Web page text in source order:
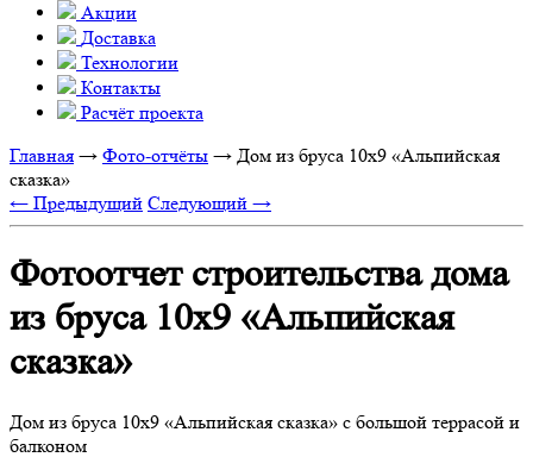
Акции
Доставка
Технологии
Контакты
Расчёт проекта
Главная → Фото-отчёты → Дом из бруса 10х9 «Альпийская
сказка»
← Предыдущий Следующий →
Фотоотчет строительства дома
из бруса 10х9 «Альпийская
сказка»
Дом из бруса 10х9 «Альпийская сказка» с большой террасой и
балконом